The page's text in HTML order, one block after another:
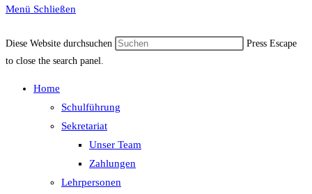
Menü Schließen
Diese Website durchsuchen
Press Escape
to close the search panel.
Home
Schulführung
Sekretariat
Unser Team
Zahlungen
Lehrpersonen